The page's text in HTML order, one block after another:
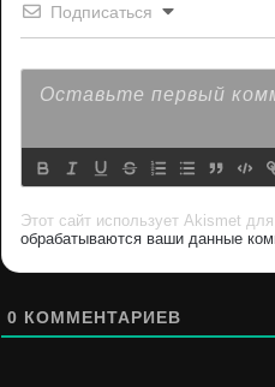
Подписаться
Этот сайт использует Akismet
обрабатываются ваши данные
0 КОММЕНТАРИЕВ